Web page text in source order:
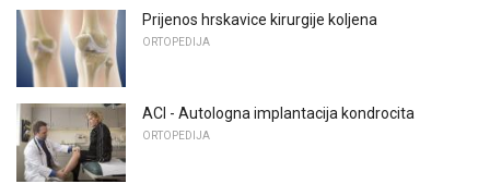
Prijenos hrskavice kirurgije koljena
ORTOPEDIJA
ACI - Autologna implantacija kondrocita
ORTOPEDIJA